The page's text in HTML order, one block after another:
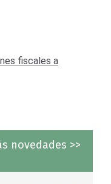
fiscales a
novedades >>